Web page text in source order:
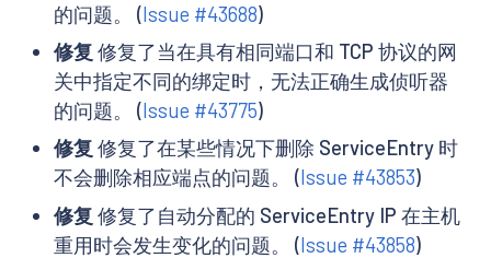
的问题。 (Issue #43688)
修复 修复了当在具有相同端口和 TCP 协议的网
关中指定不同的绑定时，无法正确生成侦听器
的问题。 (Issue #43775)
修复 修复了在某些情况下删除 ServiceEntry 时
不会删除相应端点的问题。 (Issue #43853)
修复 修复了自动分配的 ServiceEntry IP 在主机
重用时会发生变化的问题。 (Issue #43858)